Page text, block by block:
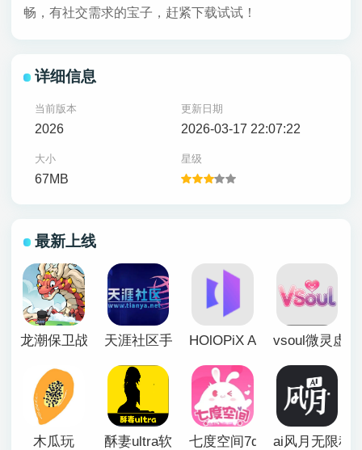
畅，有社交需求的宝子，赶紧下载试试！
详细信息
当前版本
2026
更新日期
2026-03-17 22:07:22
大小
67MB
星级
最新上线
龙潮保卫战 天涯社区手机版HOlOPiX AI手机版vsoul微灵虚
木瓜玩 酥妻ultra软件 七度空间7duapp正版
ai风月无限积